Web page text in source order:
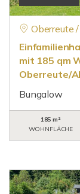
Oberreute
mit 185 qm
Oberreute/
Bungalow
185 m²
WOHNFLÄCHE